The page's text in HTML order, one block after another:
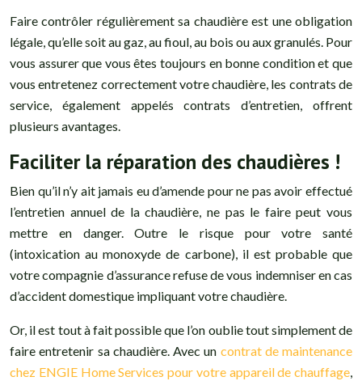
Faire contrôler régulièrement sa chaudière est une obligation
légale, qu’elle soit au gaz, au fioul, au bois ou aux granulés. Pour
vous assurer que vous êtes toujours en bonne condition et que
vous entretenez correctement votre chaudière, les contrats de
service, également appelés contrats d’entretien, offrent
plusieurs avantages.
Faciliter la réparation des chaudières !
Bien qu’il n’y ait jamais eu d’amende pour ne pas avoir effectué
l’entretien annuel de la chaudière, ne pas le faire peut vous
mettre en danger. Outre le risque pour votre santé
(intoxication au monoxyde de carbone), il est probable que
votre compagnie d’assurance refuse de vous indemniser en cas
d’accident domestique impliquant votre chaudière.
Or, il est tout à fait possible que l’on oublie tout simplement de
faire entretenir sa chaudière. Avec un contrat de maintenance
chez ENGIE Home Services pour votre appareil de chauffage,